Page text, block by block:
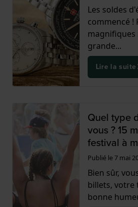
Les soldes
commencé !
grande...
Lire la suite
Quel type
vous ? 15
festival à
Publié le7 mai
Bien sûr,
billets, votre
bonne